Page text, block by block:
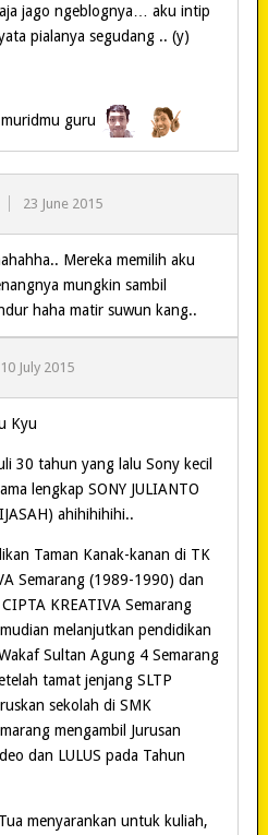
jago ngeblognya… aku intip
pialanya segudang .. (y)
guru
23 June 2015
Mereka memilih aku
mungkin sambil
haha matir suwun kang..
10 July 2015
Kyu
30 tahun yang lalu Sony kecil
lengkap SONY JULIANTO
ahihihihihi..
Taman Kanak-kanan di TK
Semarang (1989-1990) dan
KREATIVA Semarang
melanjutkan pendidikan
Sultan Agung 4 Semarang
tamat jenjang SLTP
sekolah di SMK
mengambil Jurusan
dan LULUS pada Tahun
menyarankan untuk kuliah,